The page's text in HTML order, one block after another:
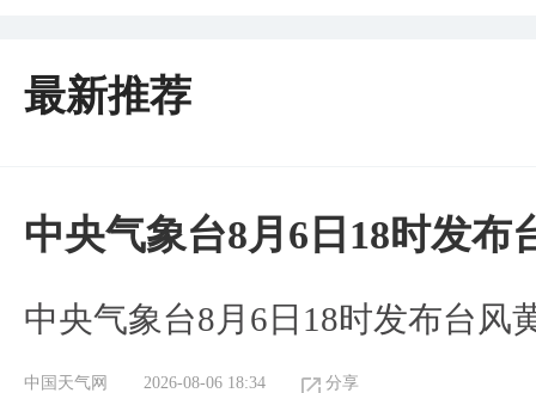
最新推荐
中央气象台8月6日18时发布
中央气象台8月6日18时发布台风
中国天气网 2026-08-06 18:34 分享